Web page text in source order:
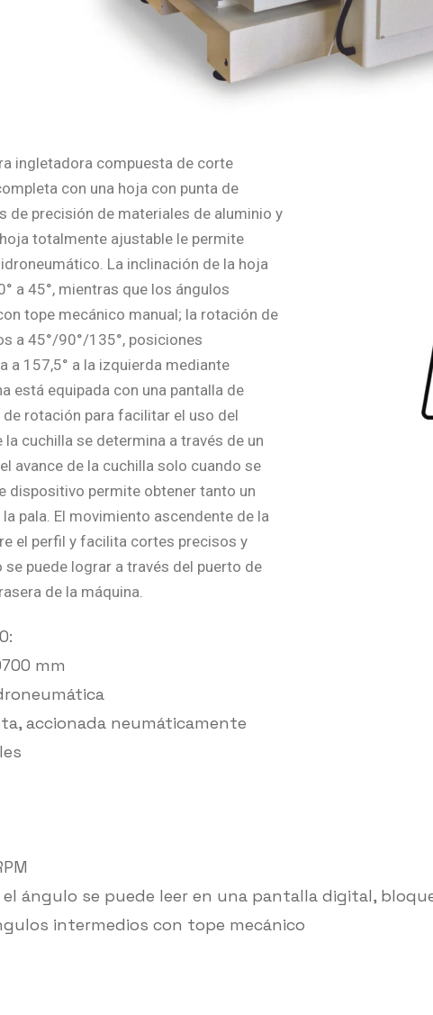
ingletadora compuesta de corte
con una hoja con punta de
de precisión de materiales de aluminio y
totalmente ajustable le permite
La inclinación de la hoja
a 45°, mientras que los ángulos
tope mecánico manual; la rotación de
a 45°/90°/135°, posiciones
a 157,5° a la izquierda mediante
está equipada con una pantalla de
rotación para facilitar el uso del
cuchilla se determina a través de un
avance de la cuchilla solo cuando se
dispositivo permite obtener tanto un
pala. El movimiento ascendente de la
el perfil y facilita cortes precisos y
puede lograr a través del puerto de
de la máquina.
mm
accionada neumáticamente
el ángulo se puede leer en una pantalla digital,
intermedios con tope mecánico